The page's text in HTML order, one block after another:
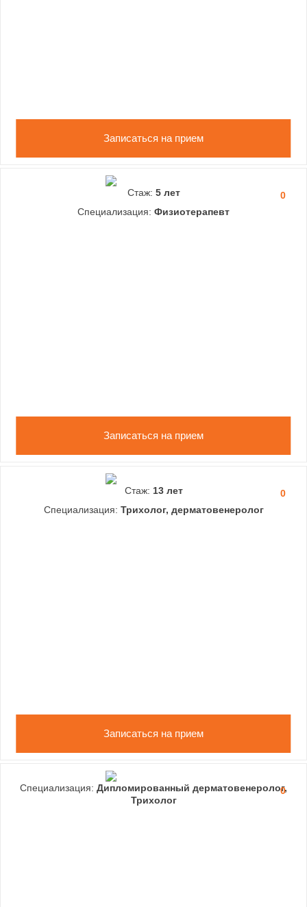
Записаться на прием
0
Стаж: 5 лет
Специализация: Физиотерапевт
Записаться на прием
0
Стаж: 13 лет
Специализация: Трихолог, дерматовенеролог
Записаться на прием
0
Специализация: Дипломированный дерматовенеролог,
Трихолог